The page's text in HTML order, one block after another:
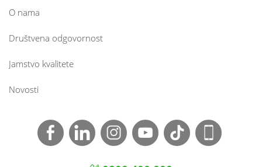
O nama
Društvena odgovornost
Jamstvo kvalitete
Novosti